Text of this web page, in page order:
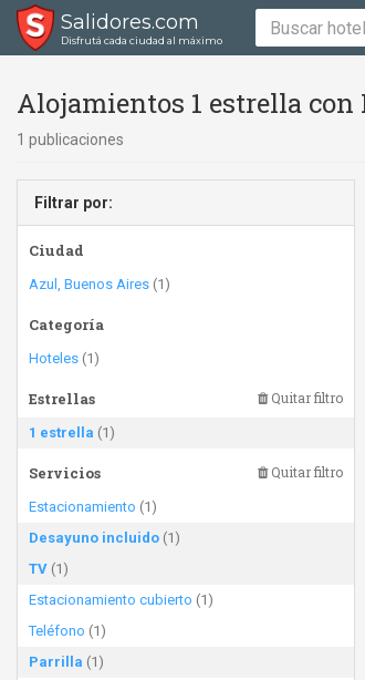
Salidores.com
Disfrutá cada ciudad al máximo
Alojamientos 1 estrella
1 publicaciones
Filtrar por:
Ciudad
Azul, Buenos Aires (1)
Categoría
Hoteles (1)
Estrellas Quitar filtro
1 estrella (1)
Servicios Quitar filtro
Estacionamiento (1)
Desayuno incluido (1)
TV (1)
Estacionamiento cubierto (1)
Teléfono (1)
Parrilla (1)